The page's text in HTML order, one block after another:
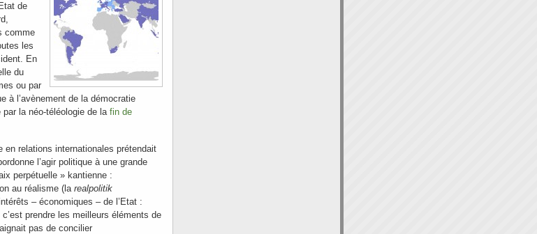
de
comme
les
En
du
ou par
à l’avènement de la démocratie
la néo-téléologie de la fin de
relations internationales prétendait
l’agir politique à une grande
perpétuelle » kantienne :
au réalisme (la realpolitik
– économiques – de l’Etat :
prendre les meilleurs éléments de
pas de concilier